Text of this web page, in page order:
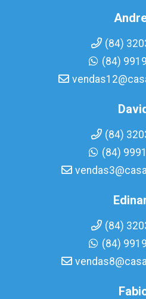
(84)
(84)
(84)
(84)
(84)
(84)